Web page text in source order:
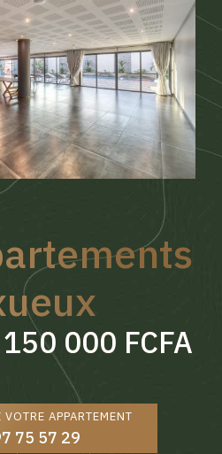
000 FCFA
VOTRE APPARTEMENT
75 57 29